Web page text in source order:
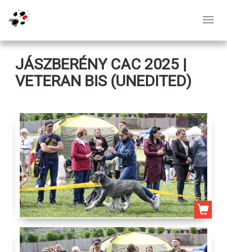
JÁSZBERÉNY CAC 2025 |
VETERAN BIS (UNEDITED)